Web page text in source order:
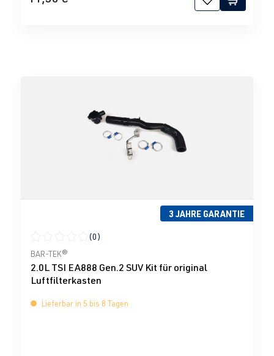
3 JAHRE GARANTIE
Durchschnittliche Bewertung von 0 von 5 Sternen
(0)
BAR-TEK®
2.0L TSI EA888 Gen.2 SUV Kit für original
Luftfilterkasten
Lieferbar in 5 bis 8 Tagen